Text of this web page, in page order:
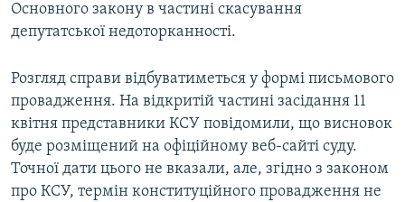
Основного закону в частині скасування
депутатської недоторканності.
Розгляд справи відбуватиметься у формі письмового
провадження. На відкритій частині засідання 11
квітня представники КСУ повідомили, що висновок
буде розміщений на офіційному веб-сайті суду.
Точної дати цього не вказали, але, згідно з законом
про КСУ, термін конституційного провадження не